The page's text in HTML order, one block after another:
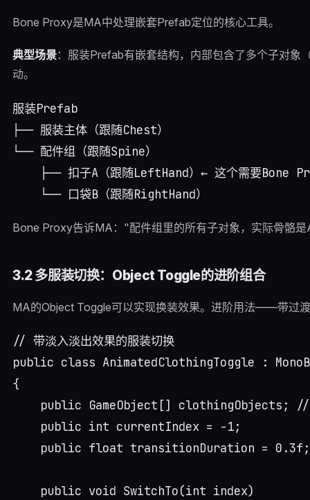
Bone Proxy是MA中处理嵌套Prefab定位的核心工具。
典型场景：服装Prefab有嵌套结构，内部包含了多个子对象
动。
服装Prefab
├── 服装主体（跟随Chest）
└── 配件组（跟随Spine）
├── 扣子A（跟随LeftHand）← 这个需要Bone
Bone Proxy告诉MA："配件组里的所有子对象，实际骨骼
3.2 多服装切换：Object Toggle的进阶组合
MA的Object Toggle可以实现换装效果。进阶用法——带过
// 带淡入淡出效果的服装切换
public class AnimatedClothingToggle :
{
public GameObject[] clothingObjects; //
    public int currentIndex = -1;
    public float transitionDuration = 0.3f;
    public void SwitchTo(int index)